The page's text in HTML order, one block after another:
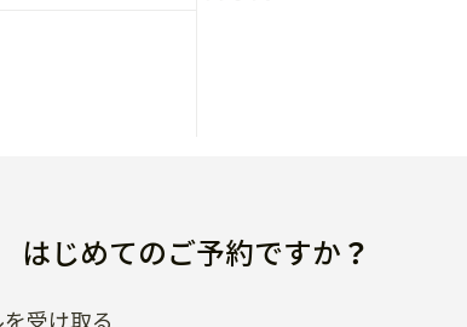
はじめてのご予約ですか？